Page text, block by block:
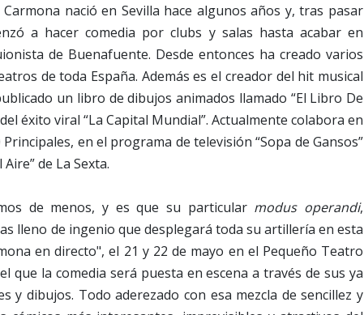
nació en Sevilla hace algunos años y, tras pasar
a hacer comedia por clubs y salas hasta acabar en
de Buenafuente. Desde entonces ha creado varios
de toda España. Además es el creador del hit musical
un libro de dibujos animados llamado “El Libro De
éxito viral “La Capital Mundial”. Actualmente colabora en
en el programa de televisión “Sopa de Gansos”
de La Sexta.
de menos, y es que su particular modus operandi,
lleno de ingenio que desplegará toda su artillería en esta
en directo", el 21 y 22 de mayo en el Pequeño Teatro
que la comedia será puesta en escena a través de sus ya
y dibujos. Todo aderezado con esa mezcla de sencillez y